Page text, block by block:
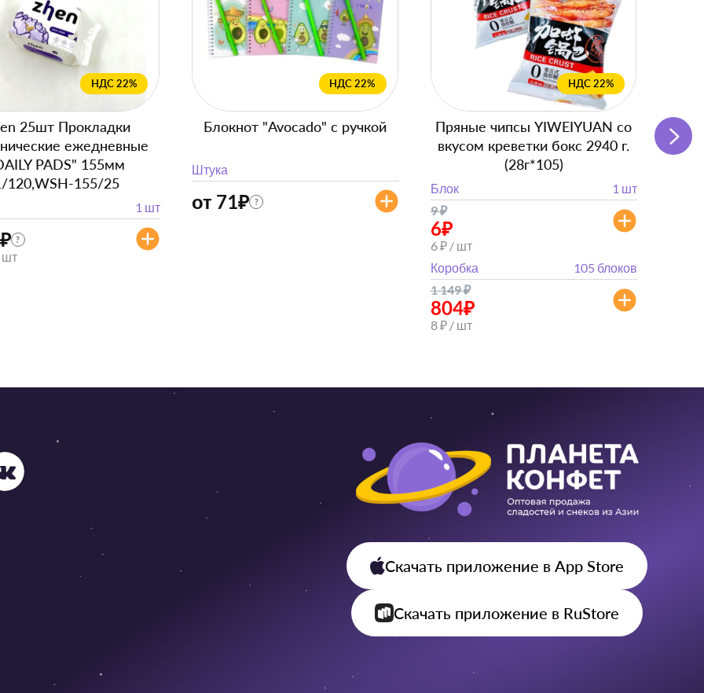
НДС 22%
25шт Прокладки
ежедневные
PADS" 155мм
120,WSH-155/25
1 шт
₽ ?
шт
НДС 22%
Блокнот "Avocado" с ручкой
Штука
от 71₽ ?
НДС 22%
Пряные чипсы YIWEIYUAN со
вкусом креветки бокс 2940 г.
(28г*105)
Блок
1 шт
9₽
6₽
6 ₽ / шт
Коробка
105 блоков
1 149₽
804₽
8 ₽ / шт
Скачать приложение в App Store
Скачать приложение в RuStore